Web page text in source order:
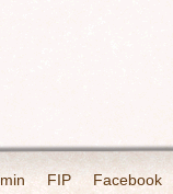
FIP Facebook